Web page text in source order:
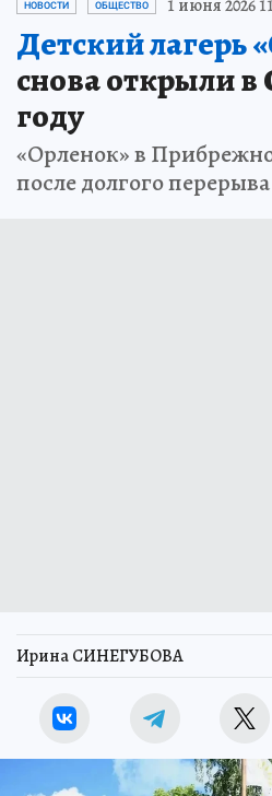
НОВОСТИ ОБЩЕСТВО 1 июня 2026
Детский лагерь
снова открыли в
году
«Орленок» в
после долгого перерыва
Ирина СИНЕГУБОВА